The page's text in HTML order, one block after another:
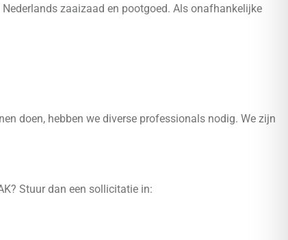
zaaizaad en pootgoed. Als onafhankelijke
doen, hebben we diverse professionals nodig. We zijn
Stuur dan een sollicitatie in: